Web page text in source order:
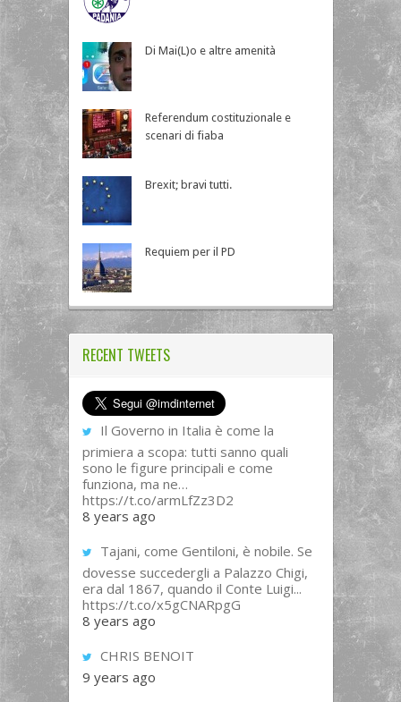
Di Mai(L)o e altre amenità
Referendum costituzionale e
scenari di fiaba
Brexit; bravi tutti.
Requiem per il PD
RECENT TWEETS
Il Governo in Italia è come la
primiera a scopa: tutti sanno quali
sono le figure principali e come
funziona, ma ne…
https://t.co/armLfZz3D2
8 years ago
Tajani, come Gentiloni, è nobile. Se
dovesse succedergli a Palazzo Chigi,
era dal 1867, quando il Conte Luigi...
https://t.co/x5gCNARpgG
8 years ago
CHRIS BENOIT
9 years ago